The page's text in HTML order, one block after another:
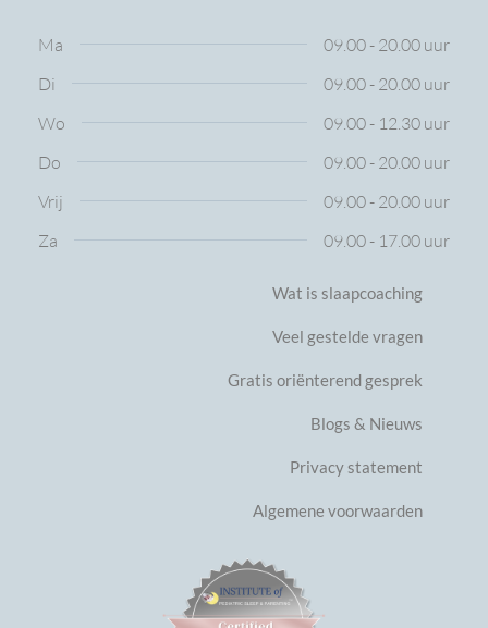
Ma
09.00 - 20.00 uur
Di
09.00 - 20.00 uur
Wo
09.00 - 12.30 uur
Do
09.00 - 20.00 uur
Vrij
09.00 - 20.00 uur
Za
09.00 - 17.00 uur
Wat is slaapcoaching
Veel gestelde vragen
Gratis oriënterend gesprek
Blogs & Nieuws
Privacy statement
Algemene voorwaarden